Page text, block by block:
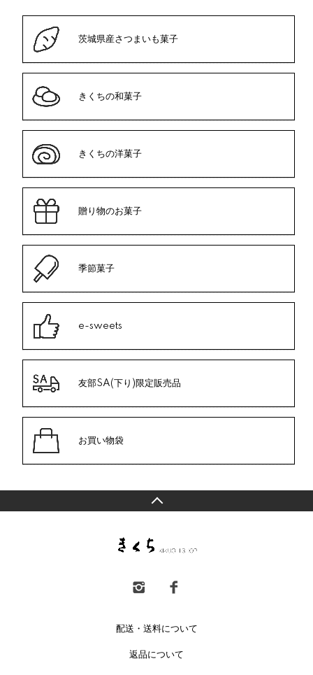
茨城県産さつまいも菓子
きくちの和菓子
きくちの洋菓子
贈り物のお菓子
季節菓子
e-sweets
友部SA(下り)限定販売品
お買い物袋
配送・送料について
返品について